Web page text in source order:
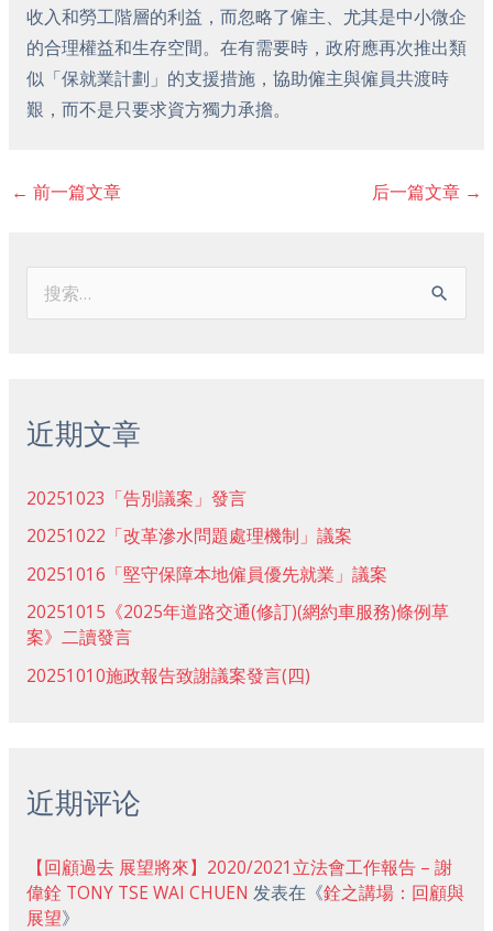
收入和勞工階層的利益，而忽略了僱主、尤其是中小微企
的合理權益和生存空間。在有需要時，政府應再次推出類
似「保就業計劃」的支援措施，協助僱主與僱員共渡時
艱，而不是只要求資方獨力承擔。
← 前一篇文章 后一篇文章 →
近期文章
20251023「告別議案」發言
20251022「改革滲水問題處理機制」議案
20251016「堅守保障本地僱員優先就業」議案
20251015《2025年道路交通(修訂)(網約車服務)條例草
案》二讀發言
20251010施政報告致謝議案發言(四)
近期评论
【回顧過去 展望將來】2020/2021立法會工作報告 – 謝
偉銓 TONY TSE WAI CHUEN 发表在《銓之講場：回顧與
展望》